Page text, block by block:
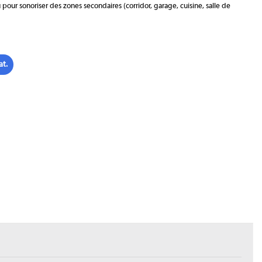
sonoriser des zones secondaires (corridor, garage, cuisine, salle de